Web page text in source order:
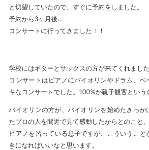
と切望していたので、すぐに予約をしました。
予約から3ヶ月後…
コンサートに行ってきました！！
学校にはギターとサックスの方が来てくれました
コンサートはピアノにバイオリンやドラム、ベ
キなコンサートでした。100%が親子観客という
バイオリンの方が、バイオリンを始めたきっか
たプロの人を間近で見て感動したからとのこと。
ピアノを習っている息子ですが、こういうこと
きになればいいなと思います。